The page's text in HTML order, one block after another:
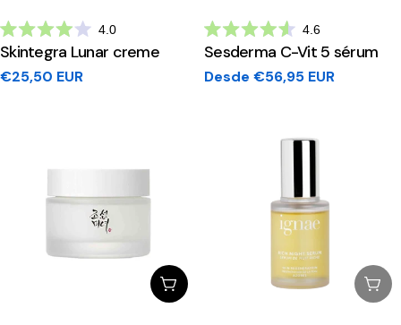
Avaliado
com
4.0
de
4.0
Skintegra Lunar creme
Preço
€25,50 EUR
Avaliado
com
4.6
de
4.6
Sesderma C-Vit 5 sérum
Preço
Desde €56,95 EUR
Escolhe Opções